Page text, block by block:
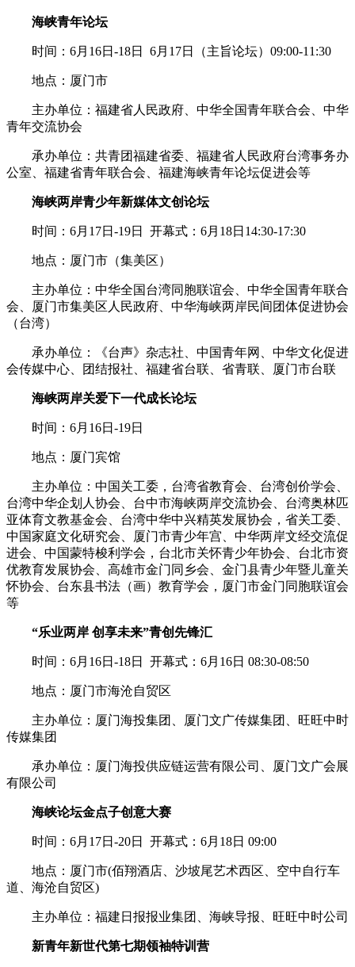
海峡青年论坛
时间：6月16日-18日 6月17日（主旨论坛）09:00-11:30
地点：厦门市
主办单位：福建省人民政府、中华全国青年联合会、中华
青年交流协会
承办单位：共青团福建省委、福建省人民政府台湾事务办
公室、福建省青年联合会、福建海峡青年论坛促进会等
海峡两岸青少年新媒体文创论坛
时间：6月17日-19日 开幕式：6月18日14:30-17:30
地点：厦门市（集美区）
主办单位：中华全国台湾同胞联谊会、中华全国青年联合
会、厦门市集美区人民政府、中华海峡两岸民间团体促进协会
（台湾）
承办单位：《台声》杂志社、中国青年网、中华文化促进
会传媒中心、团结报社、福建省台联、省青联、厦门市台联
海峡两岸关爱下一代成长论坛
时间：6月16日-19日
地点：厦门宾馆
主办单位：中国关工委，台湾省教育会、台湾创价学会、
台湾中华企划人协会、台中市海峡两岸交流协会、台湾奥林匹
亚体育文教基金会、台湾中华中兴精英发展协会，省关工委、
中国家庭文化研究会、厦门市青少年宫、中华两岸文经交流促
进会、中国蒙特梭利学会，台北市关怀青少年协会、台北市资
优教育发展协会、高雄市金门同乡会、金门县青少年暨儿童关
怀协会、台东县书法（画）教育学会，厦门市金门同胞联谊会
等
“乐业两岸 创享未来”青创先锋汇
时间：6月16日-18日 开幕式：6月16日 08:30-08:50
地点：厦门市海沧自贸区
主办单位：厦门海投集团、厦门文广传媒集团、旺旺中时
传媒集团
承办单位：厦门海投供应链运营有限公司、厦门文广会展
有限公司
海峡论坛金点子创意大赛
时间：6月17日-20日 开幕式：6月18日 09:00
地点：厦门市(佰翔酒店、沙坡尾艺术西区、空中自行车
道、海沧自贸区)
主办单位：福建日报报业集团、海峡导报、旺旺中时公司
新青年新世代第七期领袖特训营